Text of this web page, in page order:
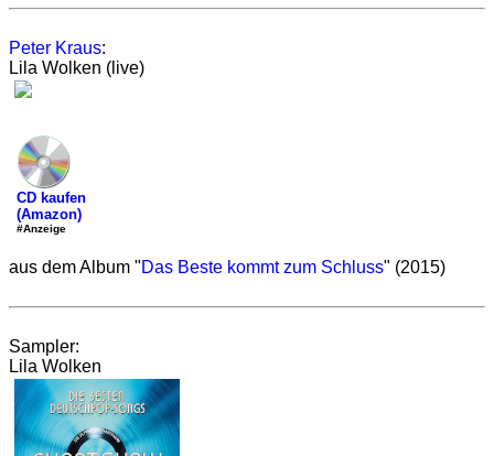
Peter Kraus:
Lila Wolken (live)
CD kaufen
(Amazon)
#Anzeige
aus dem Album "Das Beste kommt zum Schluss" (2015)
Sampler:
Lila Wolken